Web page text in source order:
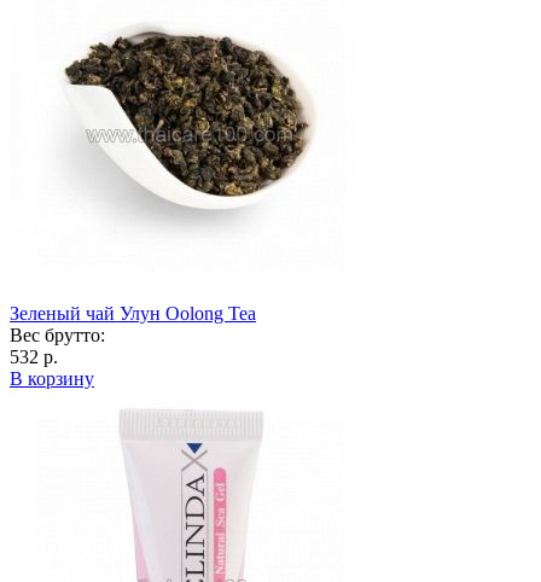
Зеленый чай Улун Oolong Tea
Вес брутто:
532 р.
В корзину